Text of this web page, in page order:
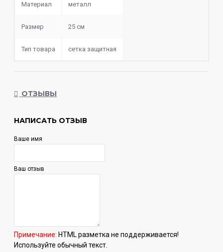
Материал металл
Размер 25 см
Тип товара сетка защитная
ОТЗЫВЫ
НАПИСАТЬ ОТЗЫВ
Ваше имя
Ваш отзыв
Примечание: HTML разметка не поддерживается!
Используйте обычный текст.